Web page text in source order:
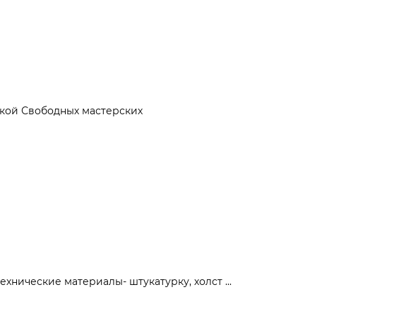
Свободных мастерских
материалы- штукатурку, холст ...